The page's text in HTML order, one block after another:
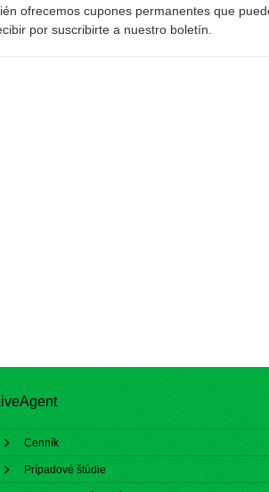
ofrecemos cupones permanentes que
por suscribirte a nuestro boletín.
Cenník
Prípadové štúdie